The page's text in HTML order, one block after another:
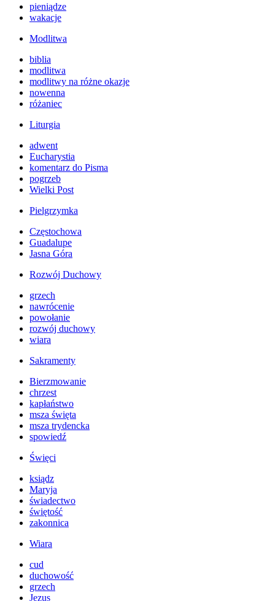
pieniądze
wakacje
Modlitwa
biblia
modlitwa
modlitwy na różne okazje
nowenna
różaniec
Liturgia
adwent
Eucharystia
komentarz do Pisma
pogrzeb
Wielki Post
Pielgrzymka
Częstochowa
Guadalupe
Jasna Góra
Rozwój Duchowy
grzech
nawrócenie
powołanie
rozwój duchowy
wiara
Sakramenty
Bierzmowanie
chrzest
kapłaństwo
msza święta
msza trydencka
spowiedź
Święci
ksiądz
Maryja
świadectwo
świętość
zakonnica
Wiara
cud
duchowość
grzech
Jezus